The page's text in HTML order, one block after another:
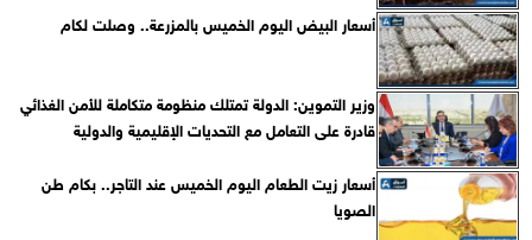
أسعار البيض اليوم الخميس بالمزرعة.. وصلت لكام
وزير التموين: الدولة تمتلك منظومة متكاملة للأمن الغذائي
قادرة على التعامل مع التحديات الإقليمية والدولية
أسعار زيت الطعام اليوم الخميس عند التاجر.. بكام طن
الصويا